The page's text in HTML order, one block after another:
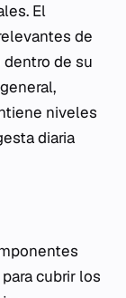
El
de
de su
niveles
diaria
cubrir los